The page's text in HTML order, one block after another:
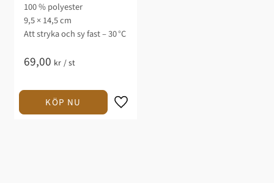
100 % polyester
9,5 × 14,5 cm
Att stryka och sy fast – 30 °C
69,00 kr /st